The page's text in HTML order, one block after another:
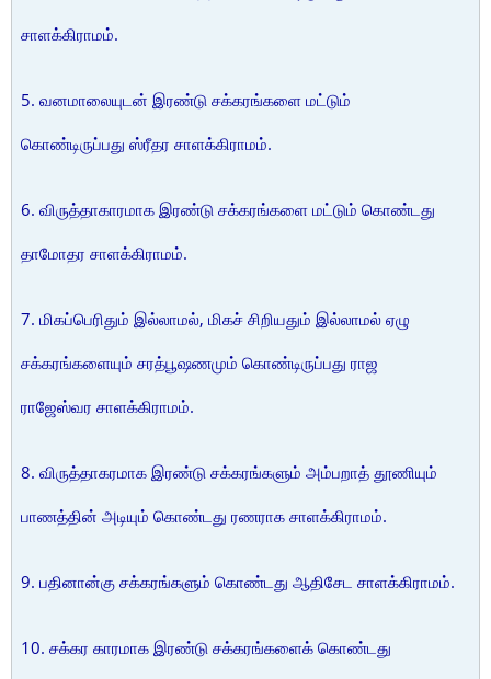
சாளக்கிராமம்.
5. வனமாலையுடன் இரண்டு சக்கரங்களை மட்டும்
கொண்டிருப்பது ஸ்ரீதர சாளக்கிராமம்.
6. விருத்தாகாரமாக இரண்டு சக்கரங்களை மட்டும் கொண்டது
தாமோதர சாளக்கிராமம்.
7. மிகப்பெரிதும் இல்லாமல், மிகச் சிறியதும் இல்லாமல் ஏழு
சக்கரங்களையும் சரத்பூஷணமும் கொண்டிருப்பது ராஜ
ராஜேஸ்வர சாளக்கிராமம்.
8. விருத்தாகரமாக இரண்டு சக்கரங்களும் அம்பறாத் தூணியும்
பாணத்தின் அடியும் கொண்டது ரணராக சாளக்கிராமம்.
9. பதினான்கு சக்கரங்களும் கொண்டது ஆதிசேட சாளக்கிராமம்.
10. சக்கர காரமாக இரண்டு சக்கரங்களைக் கொண்டது